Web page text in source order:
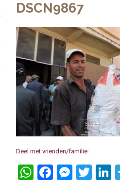
DSCN9867
Deel met vrienden/familie:
WhatsApp
Facebook